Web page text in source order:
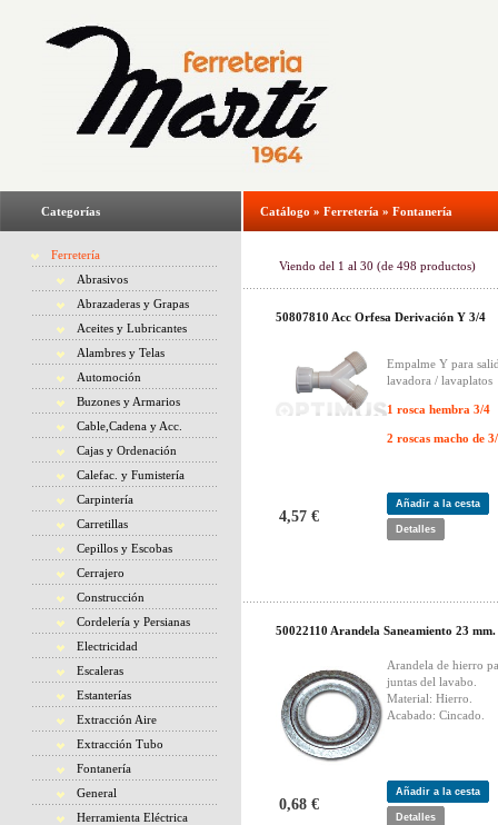
Categorías
Ferretería
Abrasivos
Abrazaderas y Grapas
Aceites y Lubricantes
Alambres y Telas
Automoción
Buzones y Armarios
Cable,Cadena y Acc.
Cajas y Ordenación
Calefac. y Fumistería
Carpintería
Carretillas
Cepillos y Escobas
Cerrajero
Construcción
Cordelería y Persianas
Electricidad
Escaleras
Estanterías
Extracción Aire
Extracción Tubo
Fontanería
General
Herramienta Eléctrica
Catálogo » Ferretería » Fontanería
Viendo del 1 al 30 (de 498 productos)
50807810 Acc Orfesa Derivación Y 3/4
Empalme Y para
lavadora / lavaplatos
1 rosca hembra 3/4
2 roscas macho de
4,57 €
Añadir a la cesta
Detalles
50022110 Arandela Saneamiento 23 mm.
Arandela de hierro
juntas del lavabo.
Material: Hierro.
Acabado: Cincado.
0,68 €
Añadir a la cesta
Detalles